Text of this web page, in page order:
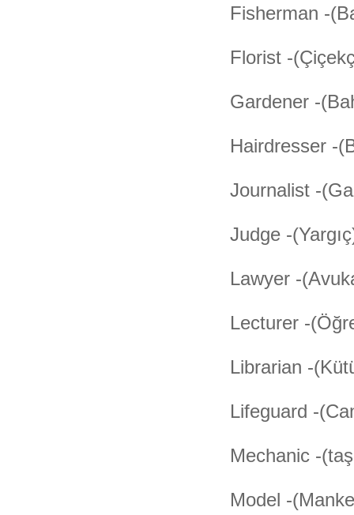
Fisherman -
Florist -
Gardener -
Hairdresser -
Journalist -
Judge -
Lawyer -
Lecturer -
Librarian -
Lifeguard -
Mechanic -
Model -